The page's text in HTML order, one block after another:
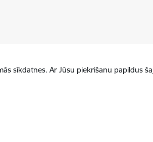
sīkdatnes. Ar Jūsu piekrišanu papildus